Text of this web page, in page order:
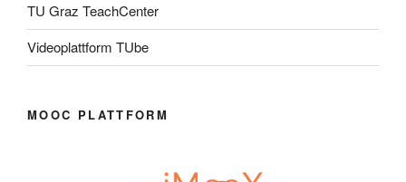
TU Graz TeachCenter
Videoplattform TUbe
MOOC PLATTFORM